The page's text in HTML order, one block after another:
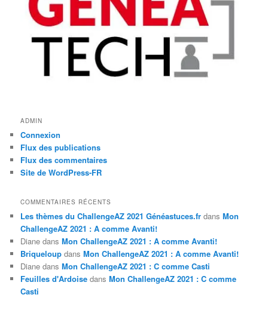
ADMIN
Connexion
Flux des publications
Flux des commentaires
Site de WordPress-FR
COMMENTAIRES RÉCENTS
Les thèmes du ChallengeAZ 2021 Généastuces.fr dansMon
ChallengeAZ 2021 : A comme Avanti!
Diane dansMon ChallengeAZ 2021 : A comme Avanti!
Briqueloup dansMon ChallengeAZ 2021 : A comme Avanti!
Diane dansMon ChallengeAZ 2021 : C comme Casti
Feuilles d'Ardoise dansMon ChallengeAZ 2021 : C comme
Casti